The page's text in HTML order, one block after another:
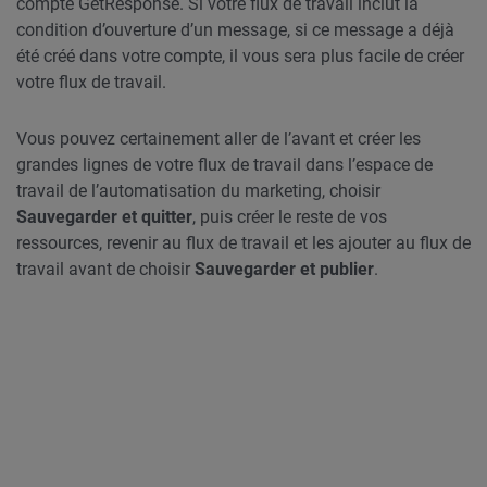
condition d’ouverture d’un message, si ce message a déjà
été créé dans votre compte, il vous sera plus facile de créer
votre flux de travail.
Vous pouvez certainement aller de l’avant et créer les
grandes lignes de votre flux de travail dans l’espace de
travail de l’automatisation du marketing, choisir
Sauvegarder et quitter, puis créer le reste de vos
ressources, revenir au flux de travail et les ajouter au flux de
travail avant de choisir Sauvegarder et publier.